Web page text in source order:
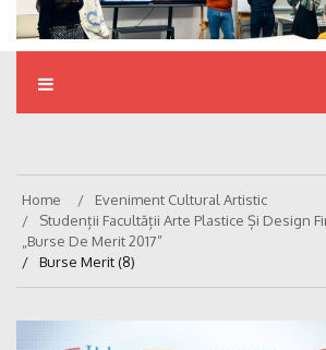
Home
Eveniment Cultural Artistic
Studenții Facultății Arte Plastice Și Design
„Burse De Merit 2017”
Burse Merit (8)